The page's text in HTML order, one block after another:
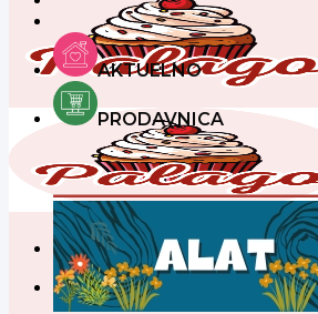
AKTUELNO
PRODAVNICA